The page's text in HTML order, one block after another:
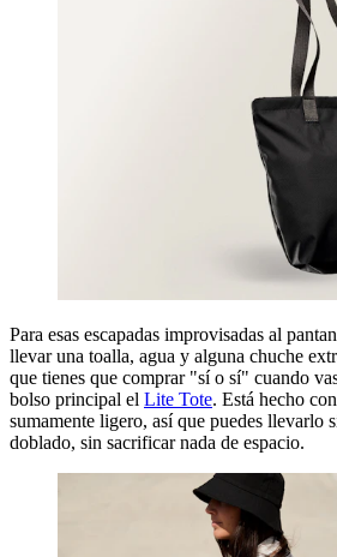
Para esas escapadas improvisadas al
llevar una toalla, agua y alguna chuche
que tienes que comprar "sí o sí" cuando
bolso principal el Lite Tote. Está hecho
sumamente ligero, así que puedes llevarlo
doblado, sin sacrificar nada de espacio.